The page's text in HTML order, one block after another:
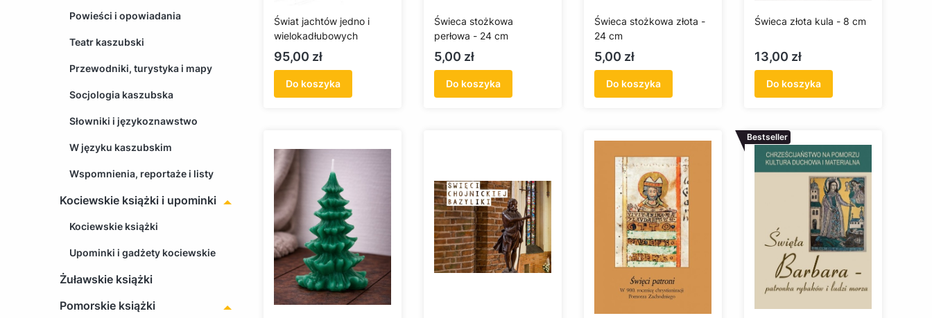
Powieści i opowiadania
Teatr kaszubski
Przewodniki, turystyka i mapy
Socjologia kaszubska
Słowniki i językoznawstwo
W języku kaszubskim
Wspomnienia, reportaże i listy
Kociewskie książki i upominki
Kociewskie książki
Upominki i gadżety kociewskie
Żuławskie książki
Pomorskie książki
Świat jachtów jedno i
wielokadłubowych
Cena
95,00 zł
Do koszyka
Świeca stożkowa
perłowa - 24 cm
Cena
5,00 zł
Do koszyka
Świeca stożkowa złota -
24 cm
Cena
5,00 zł
Do koszyka
Świeca złota kula - 8 cm
Cena
13,00 zł
Do koszyka
Bestseller